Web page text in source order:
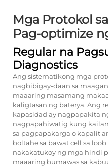
Mga Protokol
Pag-optimize
Regular na
Diagnostics
Ang sistematikong mga
nagbibigay-daan sa
maaaring masamang
kaligtasan ng baterya. Ang
kapasidad ay nagpapakita
nagpapahiwatig kung
sa pagpapakarga o kapalit
boltahe sa bawat cell sa
nakakatukoy ng mga hindi
maaaring bumawas sa